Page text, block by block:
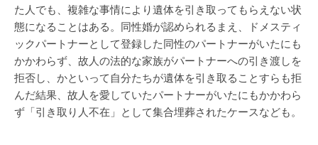
た人でも、複雑な事情により遺体を引き取ってもらえない状
態になることはある。同性婚が認められるまえ、ドメスティ
ックパートナーとして登録した同性のパートナーがいたにも
かかわらず、故人の法的な家族がパートナーへの引き渡しを
拒否し、かといって自分たちが遺体を引き取ることすらも拒
んだ結果、故人を愛していたパートナーがいたにもかかわら
ず「引き取り人不在」として集合埋葬されたケースなども。